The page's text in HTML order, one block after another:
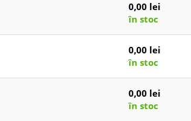
0,00 lei
în stoc
0,00 lei
în stoc
0,00 lei
în stoc